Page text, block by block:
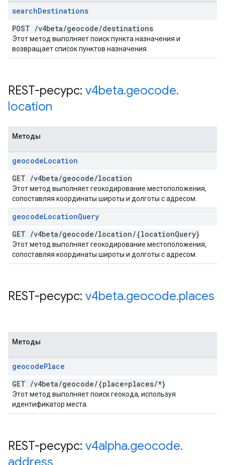
searchDestinations
POST /v4beta/geocode/destinations
Этот метод выполняет поиск пункта назначения и
возвращает список пунктов назначения.
REST-ресурс: v4beta.geocode.
location
Методы
geocodeLocation
GET /v4beta/geocode/location
Этот метод выполняет геокодирование местоположения,
сопоставляя координаты широты и долготы с адресом.
geocodeLocationQuery
GET /v4beta/geocode/location/{locationQuery}
Этот метод выполняет геокодирование местоположения,
сопоставляя координаты широты и долготы с адресом.
REST-ресурс: v4beta.geocode.places
Методы
geocodePlace
GET /v4beta/geocode/{place=places/*}
Этот метод выполняет поиск геокода, используя
идентификатор места.
REST-ресурс: v4alpha.geocode.
address